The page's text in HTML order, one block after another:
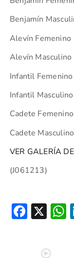
Benjamín
Alevín
Alevín
Infantil
Infantil
Cadete
Cadete
VER GALERÍA
(J061213)
X